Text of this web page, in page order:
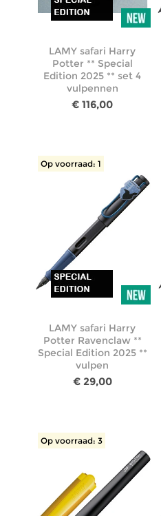
LAMY safari Harry
Potter ** Special
Edition 2025 ** set 4
vulpennen
€ 116,00
Op voorraad: 1
LAMY safari Harry
Potter Ravenclaw **
Special Edition 2025 **
vulpen
€ 29,00
Op voorraad: 3